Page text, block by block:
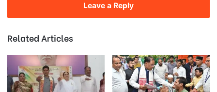
Leave a Reply
Related Articles